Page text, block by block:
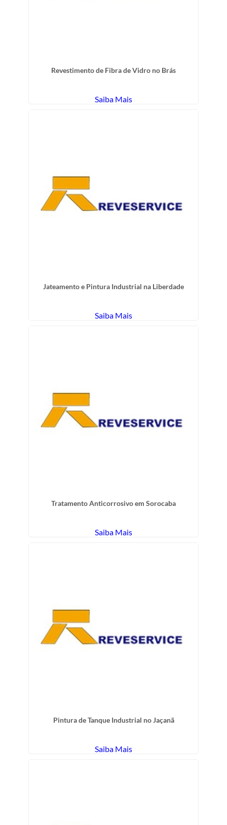
Revestimento de Fibra de Vidro no Brás
Saiba Mais
Jateamento e Pintura Industrial na Liberdade
Saiba Mais
Tratamento Anticorrosivo em Sorocaba
Saiba Mais
Pintura de Tanque Industrial no Jaçanã
Saiba Mais